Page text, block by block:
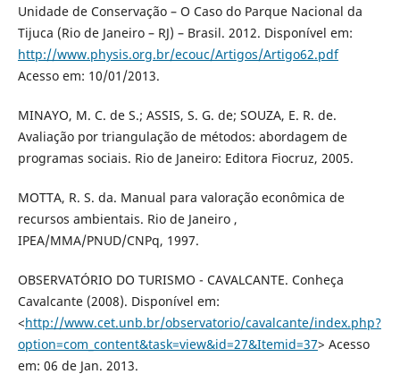
Unidade de Conservação – O Caso do Parque Nacional da
Tijuca (Rio de Janeiro – RJ) – Brasil. 2012. Disponível em:
http://www.physis.org.br/ecouc/Artigos/Artigo62.pdf
Acesso em: 10/01/2013.
MINAYO, M. C. de S.; ASSIS, S. G. de; SOUZA, E. R. de.
Avaliação por triangulação de métodos: abordagem de
programas sociais. Rio de Janeiro: Editora Fiocruz, 2005.
MOTTA, R. S. da. Manual para valoração econômica de
recursos ambientais. Rio de Janeiro ,
IPEA/MMA/PNUD/CNPq, 1997.
OBSERVATÓRIO DO TURISMO - CAVALCANTE. Conheça
Cavalcante (2008). Disponível em:
<http://www.cet.unb.br/observatorio/cavalcante/index.php?
option=com_content&task=view&id=27&Itemid=37> Acesso
em: 06 de Jan. 2013.